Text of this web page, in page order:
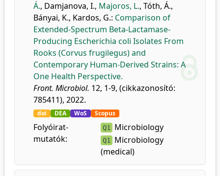
Á., Damjanova, I., Majoros, L., Tóth, Á.,
Bányai, K., Kardos, G.: Comparison of
Extended-Spectrum Beta-Lactamase-
Producing Escherichia coli Isolates From
Rooks (Corvus frugilegus) and
Contemporary Human-Derived Strains: A
One Health Perspective.
Front. Microbiol. 12, 1-9, (cikkazonosító:
785411), 2022.
doi DEA WoS Scopus
Folyóirat-
mutatók:
Q1 Microbiology
Q1
Microbiology
(medical)